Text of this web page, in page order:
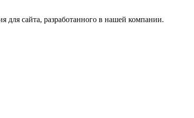
для сайта, разработанного в нашей компании.